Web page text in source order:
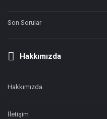
Son Sorular
Hakkımızda
Hakkımızda
İletişim